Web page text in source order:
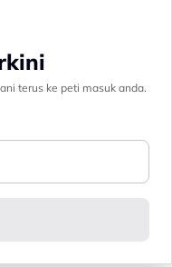
terus ke peti masuk anda.